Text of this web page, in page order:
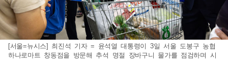
[서울=뉴시스] 최진석 기자 = 윤석열 대통령이 3일 서울 도봉구 농협
하나로마트 창동점을 방문해 추석 명절 장바구니 물가를 점검하며 시